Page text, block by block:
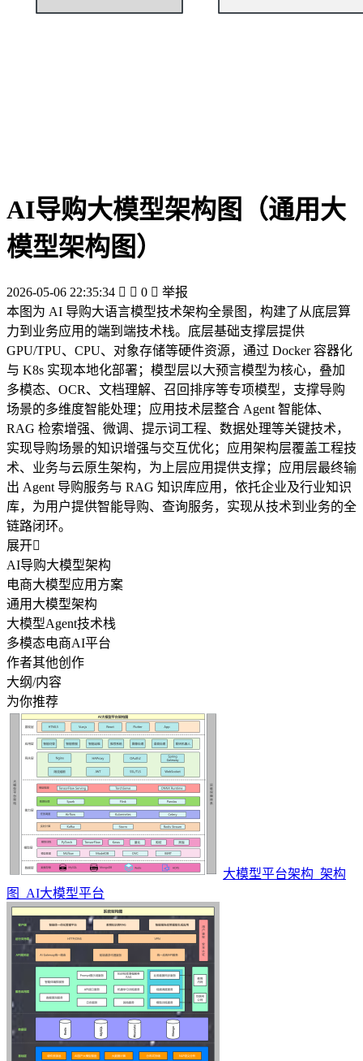
AI导购大模型架构图（通用大
模型架构图）
2026-05-06 22:35:34   0  举报
本图为 AI 导购大语言模型技术架构全景图，构建了从底层算
力到业务应用的端到端技术栈。底层基础支撑层提供
GPU/TPU、CPU、对象存储等硬件资源，通过 Docker 容器化
与 K8s 实现本地化部署；模型层以大预言模型为核心，叠加
多模态、OCR、文档理解、召回排序等专项模型，支撑导购
场景的多维度智能处理；应用技术层整合 Agent 智能体、
RAG 检索增强、微调、提示词工程、数据处理等关键技术，
实现导购场景的知识增强与交互优化；应用架构层覆盖工程技
术、业务与云原生架构，为上层应用提供支撑；应用层最终输
出 Agent 导购服务与 RAG 知识库应用，依托企业及行业知识
库，为用户提供智能导购、查询服务，实现从技术到业务的全
链路闭环。
展开
AI导购大模型架构
电商大模型应用方案
通用大模型架构
大模型Agent技术栈
多模态电商AI平台
作者其他创作
大纲/内容
为你推荐
大模型平台架构_架构
图_AI大模型平台